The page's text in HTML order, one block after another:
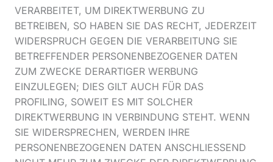
VERARBEITET, UM DIREKTWERBUNG ZU
BETREIBEN, SO HABEN SIE DAS RECHT, JEDERZEIT
WIDERSPRUCH GEGEN DIE VERARBEITUNG SIE
BETREFFENDER PERSONENBEZOGENER DATEN
ZUM ZWECKE DERARTIGER WERBUNG
EINZULEGEN; DIES GILT AUCH FÜR DAS
PROFILING, SOWEIT ES MIT SOLCHER
DIREKTWERBUNG IN VERBINDUNG STEHT. WENN
SIE WIDERSPRECHEN, WERDEN IHRE
PERSONENBEZOGENEN DATEN ANSCHLIESSEND